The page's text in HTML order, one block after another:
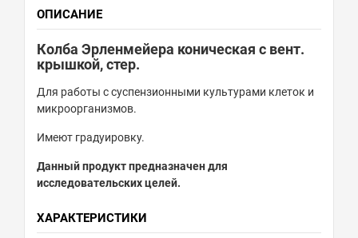
ОПИСАНИЕ
Колба Эрленмейера коническая с вент.
крышкой, стер.
Для работы с суспензионными культурами клеток и
микроорганизмов.
Имеют градуировку.
Данный продукт предназначен для
исследовательских целей.
ХАРАКТЕРИСТИКИ